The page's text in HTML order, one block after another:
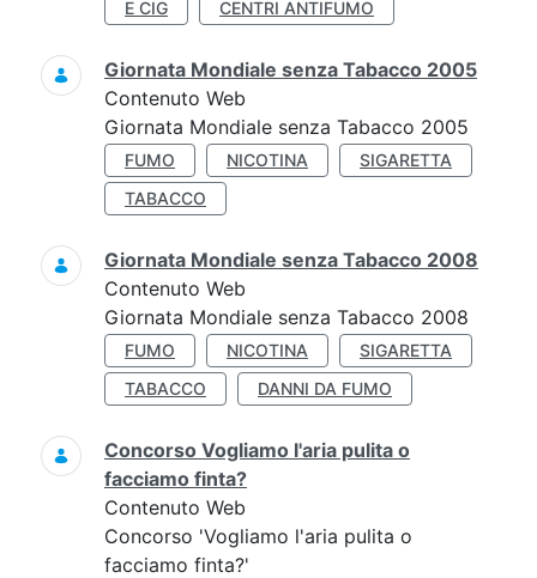
E CIG
CENTRI ANTIFUMO
Giornata Mondiale senza Tabacco 2005
Contenuto Web
Giornata Mondiale senza Tabacco 2005
FUMO NICOTINA
SIGARETTA
TABACCO
Giornata Mondiale senza Tabacco 2008
Contenuto Web
Giornata Mondiale senza Tabacco 2008
FUMO NICOTINA
SIGARETTA
TABACCO
DANNI DA FUMO
Concorso Vogliamo l'aria pulita o
facciamo finta?
Contenuto Web
Concorso 'Vogliamo l'aria pulita o
facciamo finta?'